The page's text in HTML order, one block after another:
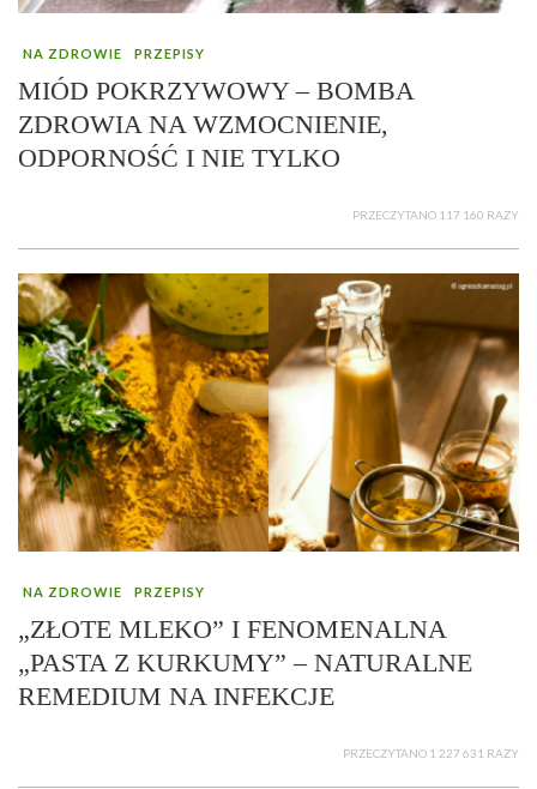
NA ZDROWIE PRZEPISY
MIÓD POKRZYWOWY – BOMBA
ZDROWIA NA WZMOCNIENIE,
ODPORNOŚĆ I NIE TYLKO
PRZECZYTANO 117 160 RAZY
NA ZDROWIE PRZEPISY
„ZŁOTE MLEKO” I FENOMENALNA
„PASTA Z KURKUMY” – NATURALNE
REMEDIUM NA INFEKCJE
PRZECZYTANO 1 227 631 RAZY